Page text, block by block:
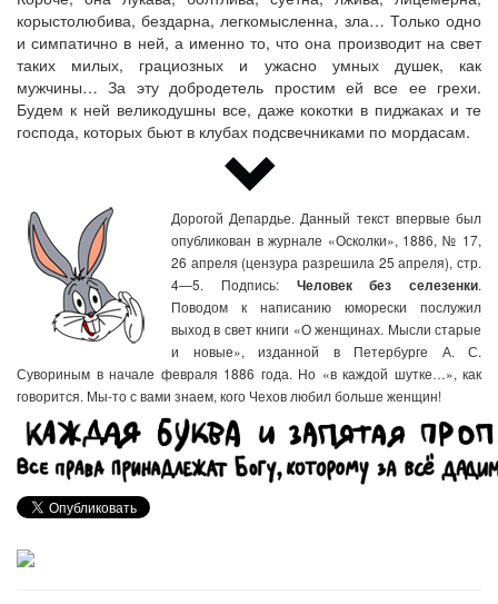
корыстолюбива, бездарна, легкомысленна, зла… Только одно
и симпатично в ней, а именно то, что она производит на свет
таких милых, грациозных и ужасно умных душек, как
мужчины… За эту добродетель простим ей все ее грехи.
Будем к ней великодушны все, даже кокотки в пиджаках и те
господа, которых бьют в клубах подсвечниками по мордасам.
Дорогой Депардье. Данный текст впервые был
опубликован в журнале «Осколки», 1886, № 17,
26 апреля (цензура разрешила 25 апреля), стр.
4—5. Подпись: Человек без селезенки.
Поводом к написанию юморески послужил
выход в свет книги «О женщинах. Мысли старые
и новые», изданной в Петербурге А. С.
Сувориным в начале февраля 1886 года. Но «в каждой шутке…», как
говорится. Мы-то с вами знаем, кого Чехов любил больше женщин!